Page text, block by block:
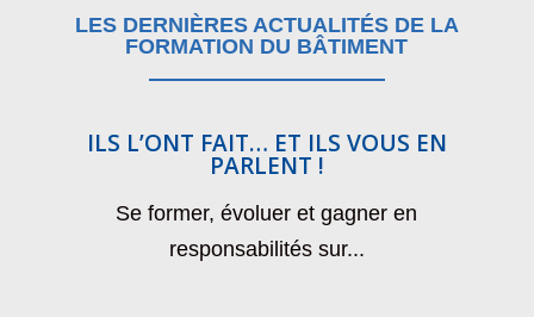
LES DERNIÈRES ACTUALITÉS DE LA
FORMATION DU BÂTIMENT
ILS L’ONT FAIT… ET ILS VOUS EN
PARLENT !
Se former, évoluer et gagner en
responsabilités sur...